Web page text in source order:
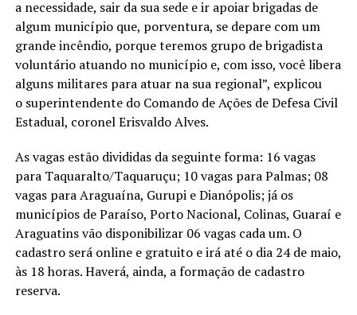
a necessidade, sair da sua sede e ir apoiar brigadas de
algum município que, porventura, se depare com um
grande incêndio, porque teremos grupo de brigadista
voluntário atuando no município e, com isso, você libera
alguns militares para atuar na sua regional”, explicou
o superintendente do Comando de Ações de Defesa Civil
Estadual, coronel Erisvaldo Alves.
As vagas estão divididas da seguinte forma: 16 vagas
para Taquaralto/Taquaruçu; 10 vagas para Palmas; 08
vagas para Araguaína, Gurupi e Dianópolis; já os
municípios de Paraíso, Porto Nacional, Colinas, Guaraí e
Araguatins vão disponibilizar 06 vagas cada um. O
cadastro será online e gratuito e irá até o dia 24 de maio,
às 18 horas. Haverá, ainda, a formação de cadastro
reserva.